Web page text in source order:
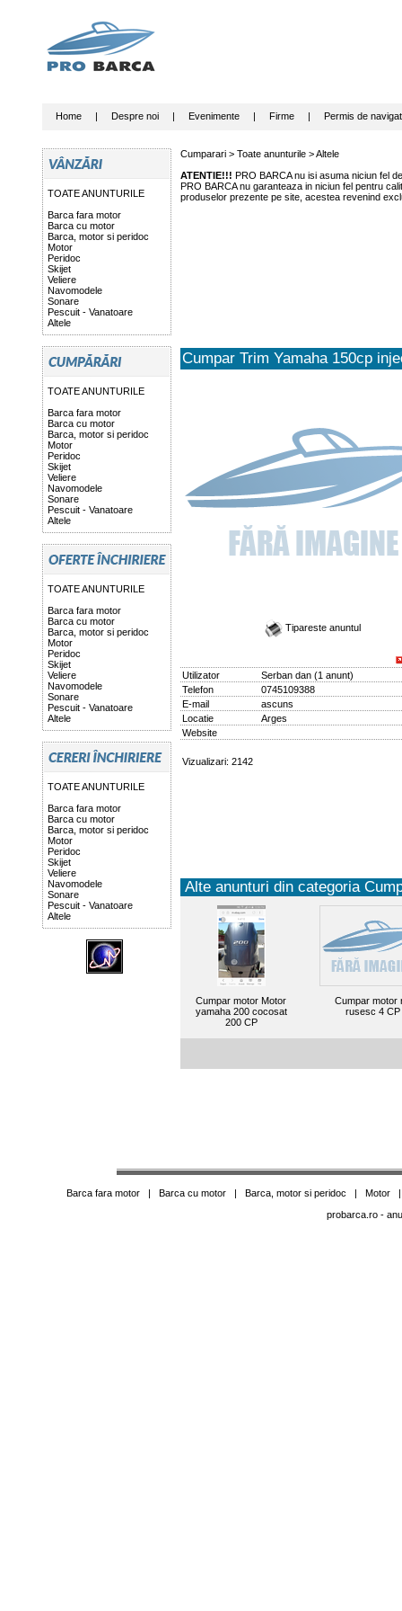
Home| Despre noi| Evenimente| Firme| Permis de
TOATE ANUNTURILE
Barca fara motor
Barca cu motor
Barca, motor si peridoc
Motor
Peridoc
Skijet
Veliere
Navomodele
Sonare
Pescuit - Vanatoare
Altele
TOATE ANUNTURILE
Barca fara motor
Barca cu motor
Barca, motor si peridoc
Motor
Peridoc
Skijet
Veliere
Navomodele
Sonare
Pescuit - Vanatoare
Altele
TOATE ANUNTURILE
Barca fara motor
Barca cu motor
Barca, motor si peridoc
Motor
Peridoc
Skijet
Veliere
Navomodele
Sonare
Pescuit - Vanatoare
Altele
TOATE ANUNTURILE
Barca fara motor
Barca cu motor
Barca, motor si peridoc
Motor
Peridoc
Skijet
Veliere
Navomodele
Sonare
Pescuit - Vanatoare
Altele
Cumparari > Toate anunturile>Altele
ATENTIE!!! PRO BARCA nu isi asuma niciun fel
PRO BARCA nu garanteaza in niciun fel pentru
produselor prezente pe site, acestea revenind
Cumpar Trim Yamaha 150cp
Tipareste anuntul
Utilizator Serban dan(1 anunt)
Telefon
0745109388
E-mail
ascuns
Locatie
Arges
Website
Vizualizari: 2142
Alte anunturi din categoria
Cumpar motor Motor
yamaha 200 cocosat
200 CP
Cumpar motor
rusesc 4 CP
Barca fara motor| Barca cu motor| Barca, motor si peridoc | Motor
probarca.ro-